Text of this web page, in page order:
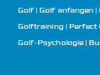
Golf
Golf anfangen
Golftraining
Perfect
Golf-Psychologie